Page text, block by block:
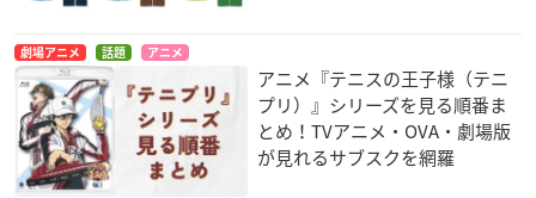
劇場アニメ 話題 アニメ
アニメ『テニスの王子様（テニ
プリ）』シリーズを見る順番ま
とめ！TVアニメ・OVA・劇場版
が見れるサブスクを網羅